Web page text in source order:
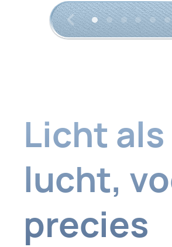
Licht als
lucht,
precies